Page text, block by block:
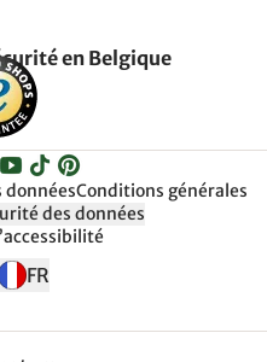
en Belgique
donnéesConditions générales
des données
FR